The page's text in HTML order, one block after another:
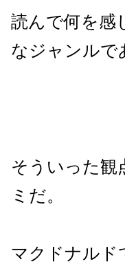
読んで何を感
なジャンルで
そういった観
ミだ。
マクドナルド